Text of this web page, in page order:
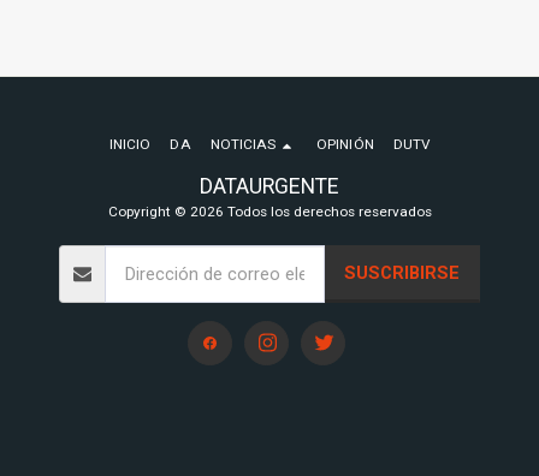
DATAURGENTE
Copyright © 2026 Todos los derechos reservados
INICIO DA NOTICIAS OPINIÓN DUTV
SUSCRIBIRSE